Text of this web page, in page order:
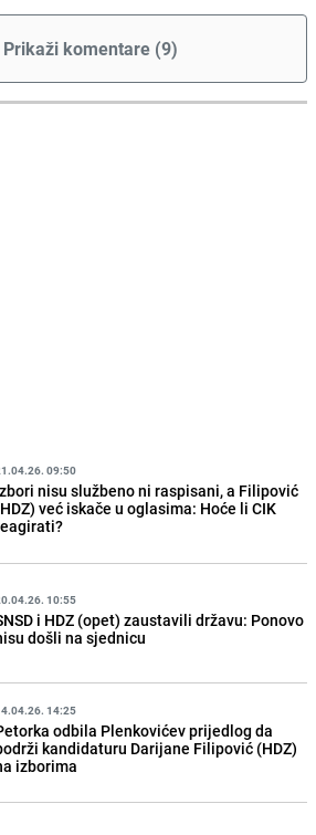
Prikaži komentare (9)
09:50
nisu službeno ni raspisani, a Filipović
već iskače u oglasima: Hoće li CIK
10:55
i HDZ (opet) zaustavili državu: Ponovo
došli na sjednicu
14:25
odbila Plenkovićev prijedlog da
kandidaturu Darijane Filipović (HDZ)
izborima